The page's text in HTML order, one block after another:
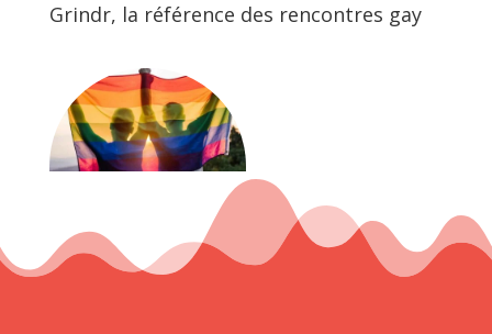
Grindr, la référence des rencontres gay